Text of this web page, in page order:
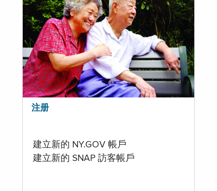
注册
建立新的 NY.GOV 帳戶
建立新的 SNAP 訪客帳戶